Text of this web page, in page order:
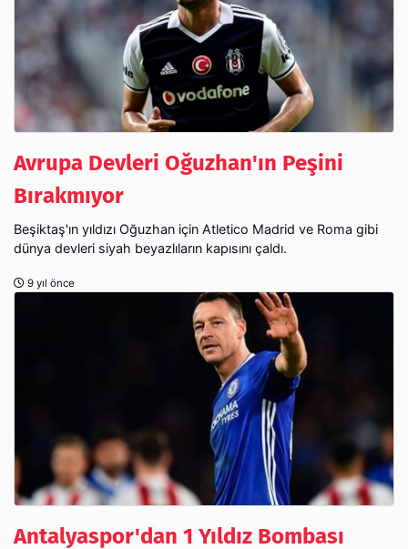
Avrupa Devleri Oğuzhan'ın Peşini
Bırakmıyor
Beşiktaş'ın yıldızı Oğuzhan için Atletico Madrid ve Roma gibi
dünya devleri siyah beyazlıların kapısını çaldı.
9 yıl önce
Antalyaspor'dan 1 Yıldız Bombası